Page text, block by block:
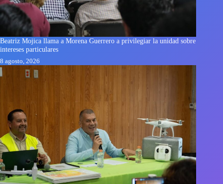
Beatriz Mojica llama a Morena Guerrero a privilegiar la unidad sobre
intereses particulares
8 agosto, 2026